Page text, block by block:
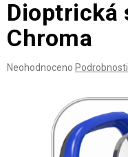
Dioptrická
Chroma
Průměrné
Neohodnoceno